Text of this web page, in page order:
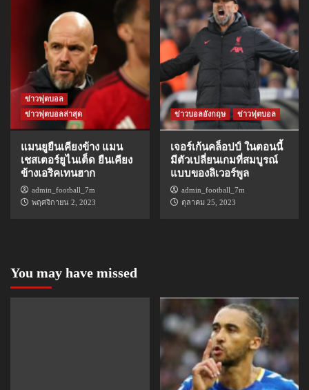
ข่าวฟุตบอล
ข่าวฟุตบอลล่าสุด
แมนยูยืนเคียงข้าง แมน
เชสเตอร์ยูไนเต็ด ยืนเคียง
ข้างเอริคเทนฮาก
admin_football_7m
พฤศจิกายน 2, 2023
ข่าวบอลอังกฤษ ข่าวฟุตบอล
เจอร์เก้นคล็อปป์ ในตอนนี้
มีตัวเปลี่ยนเกมที่สมบูรณ์
แบบของลิเวอร์พูล
admin_football_7m
ตุลาคม 25, 2023
You may have missed